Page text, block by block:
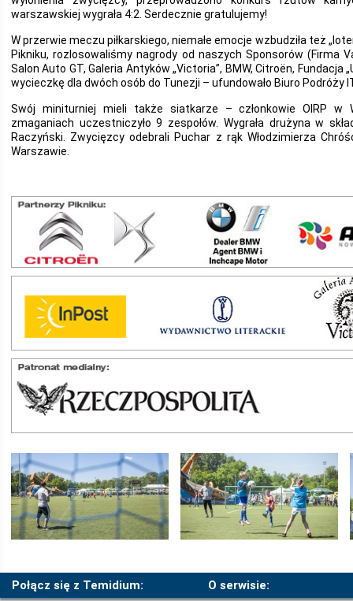
warszawskiej wygrała 4:2. Serdecznie gratulujemy!
W przerwie meczu piłkarskiego, niemałe emocje wzbudziła też
Pikniku, rozlosowaliśmy nagrody od naszych Sponsorów (Firma
Salon Auto GT, Galeria Antyków „Victoria”, BMW, Citroën, Fundacja
wycieczkę dla dwóch osób do Tunezji – ufundowało Biuro Podróży
Swój miniturniej mieli także siatkarze – członkowie OIRP w
zmaganiach uczestniczyło 9 zespołów. Wygrała drużyna w
Raczyński. Zwycięzcy odebrali Puchar z rąk Włodzimierza
Warszawie.
Połącz się z Temidium: O serwisie: